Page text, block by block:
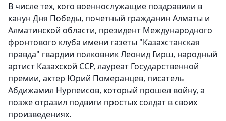
В числе тех, кого военнослужащие поздравили в
канун Дня Победы, почетный гражданин Алматы и
Алматинской области, президент Международного
фронтового клуба имени газеты "Казахстанская
правда" гвардии полковник Леонид Гирш, народный
артист Казахской ССР, лауреат Государственной
премии, актер Юрий Померанцев, писатель
Абдижамил Нурпеисов, который прошел войну, а
позже отразил подвиги простых солдат в своих
произведениях.